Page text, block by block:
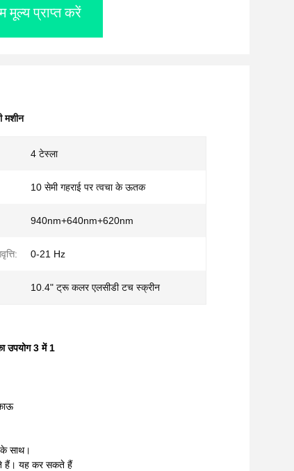
मूल्य प्राप्त करें
मशीन
4 टेस्ला
10 सेमी गहराई पर त्वचा के ऊतक
940nm+640nm+620nm
0-21 Hz
10.4" ट्रू कलर एलसीडी टच स्क्रीन
उपयोग 3 में 1
के साथ।
हैं। यह कर सकते हैं